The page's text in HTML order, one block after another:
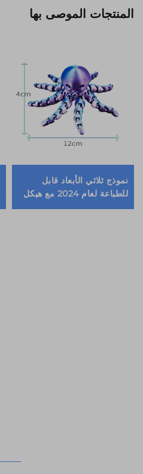
المنتجات الموصى بها
نموذج ثلاثي الأبعاد قابل
للطباعة لعام 2024 مع هيكل
عظمي مدمج لأسد البحر